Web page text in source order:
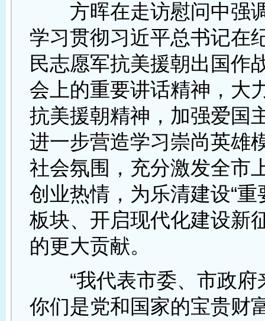
方晖在走访慰问中强
学习贯彻习近平总书记在
民志愿军抗美援朝出国作
会上的重要讲话精神，大
抗美援朝精神，加强爱国
进一步营造学习崇尚英雄
社会氛围，充分激发全市
创业热情，为乐清建设“重
板块、开启现代化建设新
的更大贡献。
“我代表市委、市政府
你们是党和国家的宝贵财